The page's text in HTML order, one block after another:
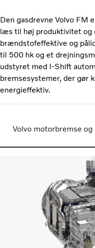
Den gasdrevne Volvo FM
læs til høj produktivitet og
brændstofeffektive og
til 500 hk og et
udstyret med I-Shift
bremsesystemer, der gør
energieffektiv.
Volvo motorbremse